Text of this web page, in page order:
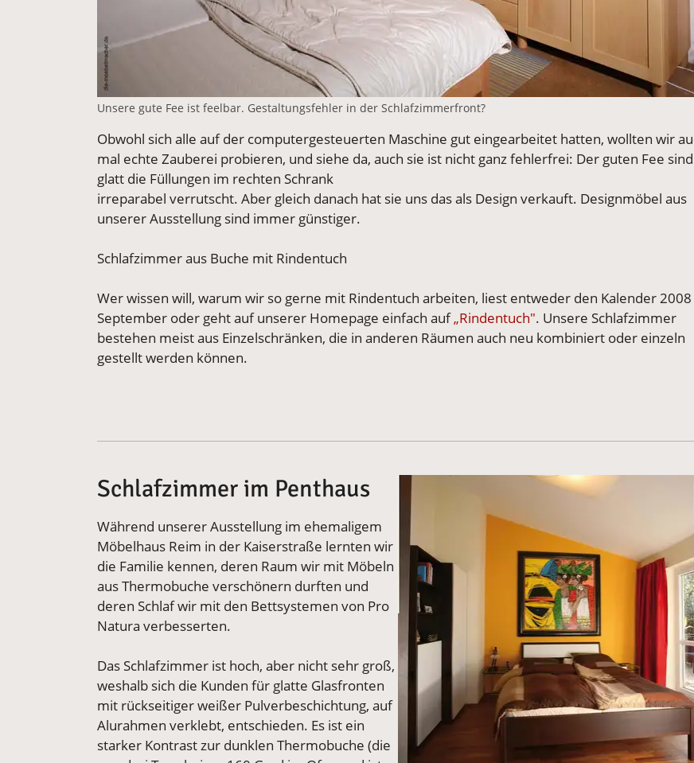
Unsere gute Fee ist feelbar. Gestaltungsfehler in der Schlafzimmerfront?
Obwohl sich alle auf der computergesteuerten Maschine gut eingearbeitet hatten, wollten wir
mal echte Zauberei probieren, und siehe da, auch sie ist nicht ganz fehlerfrei: Der guten Fee
glatt die Füllungen im rechten Schrank
irreparabel verrutscht. Aber gleich danach hat sie uns das als Design verkauft. Designmöbel aus
unserer Ausstellung sind immer günstiger.
Schlafzimmer aus Buche mit Rindentuch
Wer wissen will, warum wir so gerne mit Rindentuch arbeiten, liest entweder den Kalender
September oder geht auf unserer Homepage einfach auf„Rindentuch". Unsere Schlafzimmer
bestehen meist aus Einzelschränken, die in anderen Räumen auch neu kombiniert oder einzeln
gestellt werden können.
Vergrößerte Version anzeigen
Schlafzimmer im Penthaus
Während unserer Ausstellung im ehemaligem
Möbelhaus Reim in der Kaiserstraße lernten wir
die Familie kennen, deren Raum wir mit Möbeln
aus Thermobuche verschönern durften und
deren Schlaf wir mit den Bettsystemen von Pro
Natura verbesserten.
Das Schlafzimmer ist hoch, aber nicht sehr groß,
weshalb sich die Kunden für glatte Glasfronten
mit rückseitiger weißer Pulverbeschichtung, auf
Alurahmen verklebt, entschieden. Es ist ein
starker Kontrast zur dunklen Thermobuche (die